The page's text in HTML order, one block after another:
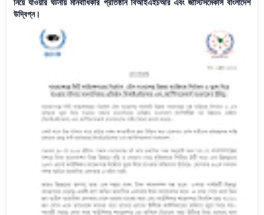
নিয়ে যাওয়ার ঘটনায় মানবাধিকার প্রতিষ্ঠান বিআইএইচআর এবং জাস্টিসমেকার্স বাংলাদেশ
উদ্বিগ্ন।